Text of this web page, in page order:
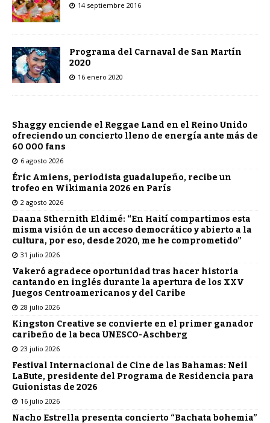
14 septiembre 2016
Programa del Carnaval de San Martín
2020
16 enero 2020
Shaggy enciende el Reggae Land en el Reino Unido
ofreciendo un concierto lleno de energía ante más de
60 000 fans
6 agosto 2026
Éric Amiens, periodista guadalupeño, recibe un
trofeo en Wikimania 2026 en París
2 agosto 2026
Daana Sthernith Eldimé: “En Haití compartimos esta
misma visión de un acceso democrático y abierto a la
cultura, por eso, desde 2020, me he comprometido”
31 julio 2026
Vakeró agradece oportunidad tras hacer historia
cantando en inglés durante la apertura de los XXV
Juegos Centroamericanos y del Caribe
28 julio 2026
Kingston Creative se convierte en el primer ganador
caribeño de la beca UNESCO-Aschberg
23 julio 2026
Festival Internacional de Cine de las Bahamas: Neil
LaBute, presidente del Programa de Residencia para
Guionistas de 2026
16 julio 2026
Nacho Estrella presenta concierto “Bachata bohemia”